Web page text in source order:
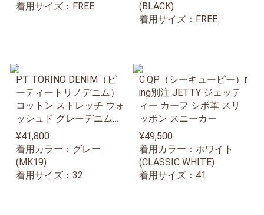
着用サイズ：FREE
(BLACK)
着用サイズ：FREE
PT TORINO DENIM（ピ
ーティートリノデニム）
コットン ストレッチ ウォ
ッシュド グレーデニムパ
ンツ SWING/SUPERSLIM
FIT
¥41,800
着用カラー：グレー
(MK19)
着用サイズ：32
C.QP（シーキューピー）r
ing別注 JETTY ジェッテ
ィー カーフ シボ革 スリ
ッポン スニーカー
¥49,500
着用カラー：ホワイト
(CLASSIC WHITE)
着用サイズ：41